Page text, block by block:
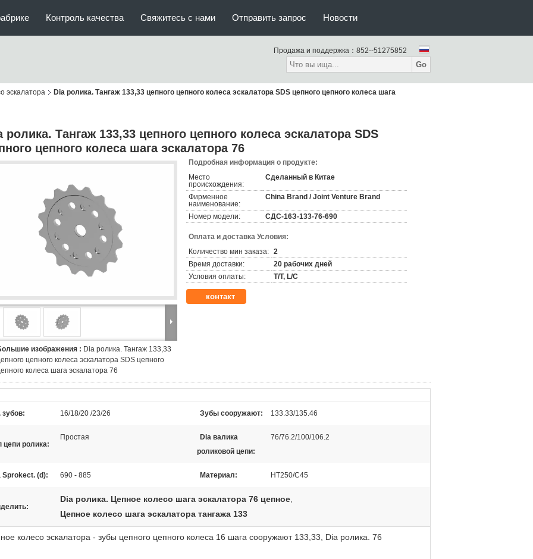
Контроль качества Свяжитесь с нами Отправить запрос Новости
Продажа и поддержка： 852--51275852
Go
эскалатора Dia ролика. Тангаж 133,33 цепного цепного колеса эскалатора SDS цепного цепного колеса шага
ролика. Тангаж 133,33 цепного цепного колеса эскалатора SDS
цепного колеса шага эскалатора 76
изображения : Dia ролика. Тангаж 133,33
цепного колеса эскалатора SDS цепного
колеса шага эскалатора 76
Подробная информация о продукте:
Место
происхождения:
Сделанный в Китае
Фирменное
наименование:
China Brand / Joint Venture Brand
Номер модели: СДС-16З-133-76-690
Оплата и доставка Условия:
Количество мин заказа: 2
Время доставки:
20 рабочих дней
Условия оплаты:
T/T, L/C
контакт
зубов: 16/18/20 /23/26 Зубы сооружают: 133.33/135.46
цепи ролика:
Простая
Dia валика
роликовой цепи:
76/76.2/100/106.2
Sprokect. (d): 690 - 885 Материал: HT250/C45
Dia ролика. Цепное колесо шага эскалатора 76 цепное,
Цепное колесо шага эскалатора тангажа 133
колесо эскалатора - зубы цепного цепного колеса 16 шага сооружают 133,33, Dia ролика. 76